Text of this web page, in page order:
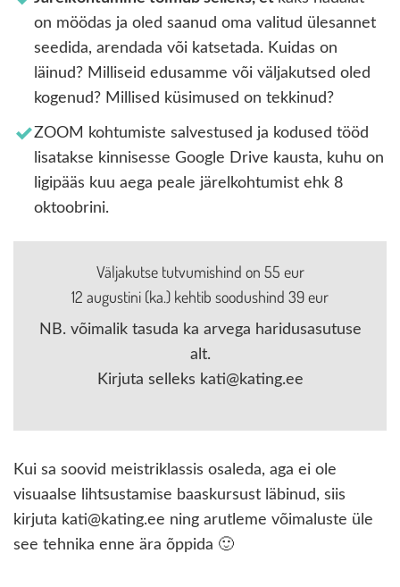
on möödas ja oled saanud oma valitud ülesannet
seedida, arendada või katsetada. Kuidas on
läinud? Milliseid edusamme või väljakutsed oled
kogenud? Millised küsimused on tekkinud?
ZOOM kohtumiste salvestused ja kodused tööd
lisatakse kinnisesse Google Drive kausta, kuhu on
ligipääs kuu aega peale järelkohtumist ehk 8
oktoobrini.
Väljakutse tutvumishind on 55 eur
12 augustini (ka.) kehtib soodushind 39 eur
NB. võimalik tasuda ka arvega haridusasutuse
alt.
Kirjuta selleks kati@kating.ee
Kui sa soovid meistriklassis osaleda, aga ei ole
visuaalse lihtsustamise baaskursust läbinud, siis
kirjuta kati@kating.ee ning arutleme võimaluste üle
see tehnika enne ära õppida 🙂